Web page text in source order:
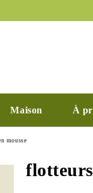
Maison À
mousse